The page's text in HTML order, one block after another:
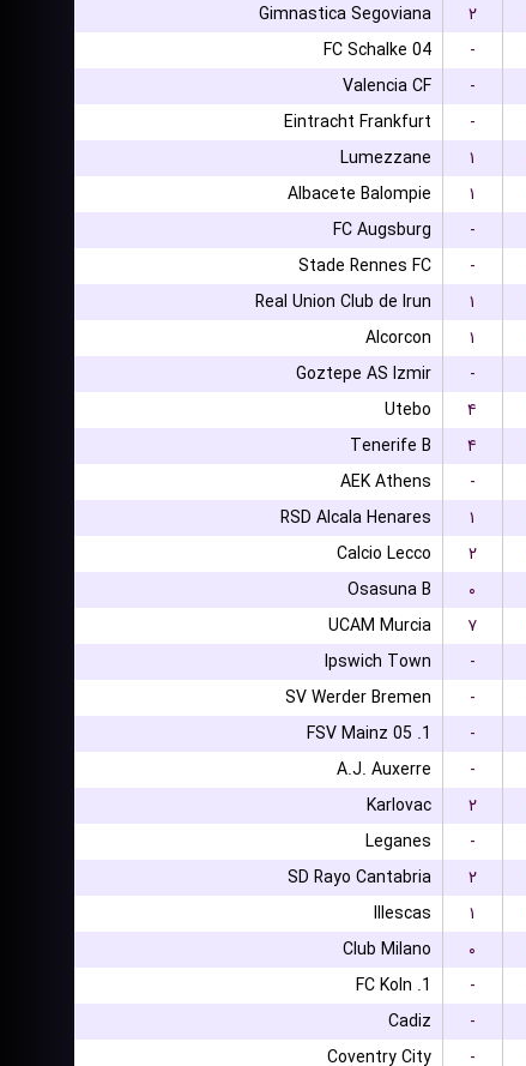
Gimnastica Segoviana
۲
FC Schalke 04
-
Valencia CF
-
Eintracht Frankfurt
-
Lumezzane
۱
Albacete Balompie
۱
FC Augsburg
-
Stade Rennes FC
-
Real Union Club de Irun
۱
Alcorcon
۱
Goztepe AS Izmir
-
Utebo
۴
Tenerife B
۴
AEK Athens
-
RSD Alcala Henares
۱
Calcio Lecco
۲
Osasuna B
۰
UCAM Murcia
۷
Ipswich Town
-
SV Werder Bremen
-
1. FSV Mainz 05
-
A.J. Auxerre
-
Karlovac
۲
Leganes
-
SD Rayo Cantabria
۲
Illescas
۱
Club Milano
۰
1. FC Koln
-
Cadiz
-
Coventry City
-